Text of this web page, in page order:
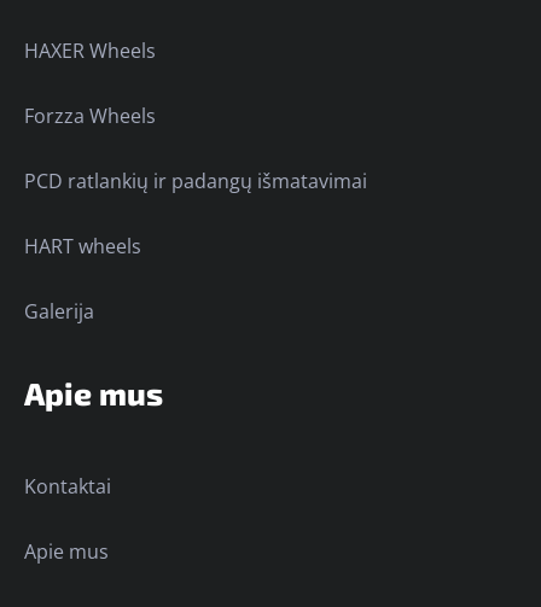
HAXER Wheels
Forzza Wheels
PCD ratlankių ir padangų išmatavimai
HART wheels
Galerija
Apie mus
Kontaktai
Apie mus